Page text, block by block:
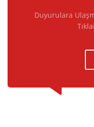
Duyurulara